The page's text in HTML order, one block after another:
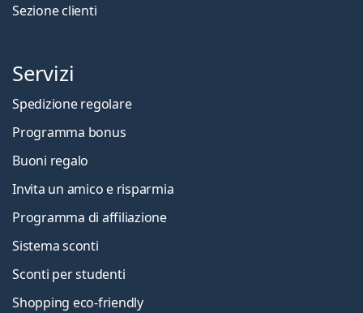
Sezione clienti
Servizi
Spedizione regolare
Programma bonus
Buoni regalo
Invita un amico e risparmia
Programma di affiliazione
Sistema sconti
Sconti per studenti
Shopping eco-friendly